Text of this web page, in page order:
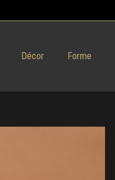
Décor Forme